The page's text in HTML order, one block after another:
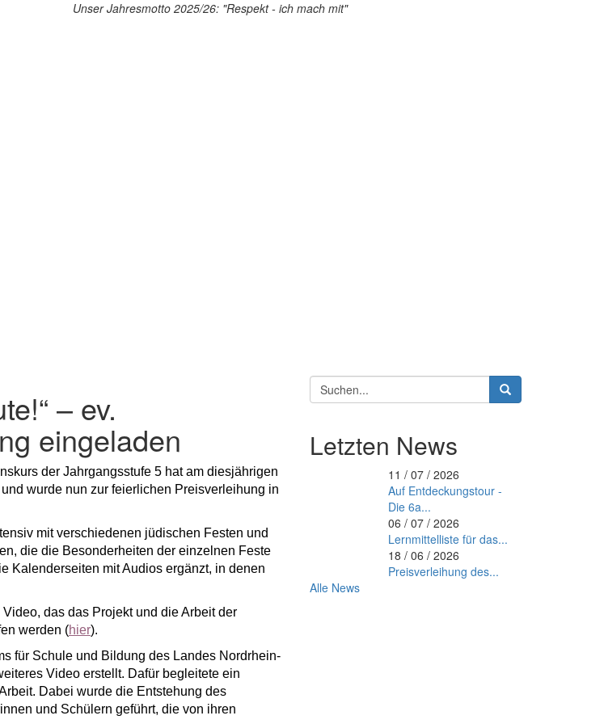
Unser Jahresmotto 2025/26: "Respekt - ich mach mit"
– ev.
eingeladen
der Jahrgangsstufe 5 hat am diesjährigen
wurde nun zur feierlichen Preisverleihung in
mit verschiedenen jüdischen Festen und
die die Besonderheiten der einzelnen Feste
Kalenderseiten mit Audios ergänzt, in denen
das das Projekt und die Arbeit der
werden (hier).
für Schule und Bildung des Landes Nordrhein-
Video erstellt. Dafür begleitete ein
Dabei wurde die Entstehung des
und Schülern geführt, die von ihren
Suchformular
Letzten News
11 / 07 / 2026
Auf Entdeckungstour -
Die 6a...
06 / 07 / 2026
Lernmittelliste für das...
18 / 06 / 2026
Preisverleihung des...
Alle News